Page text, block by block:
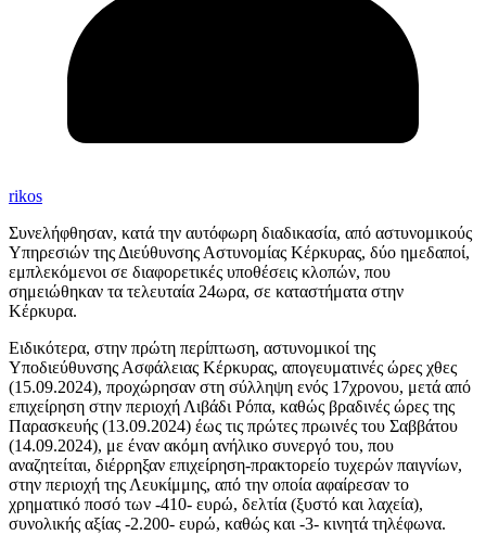
rikos
Συνελήφθησαν, κατά την αυτόφωρη διαδικασία, από αστυνομικούς
Υπηρεσιών της Διεύθυνσης Αστυνομίας Κέρκυρας, δύο ημεδαποί,
εμπλεκόμενοι σε διαφορετικές υποθέσεις κλοπών, που
σημειώθηκαν τα τελευταία 24ωρα, σε καταστήματα στην
Κέρκυρα.
Ειδικότερα, στην πρώτη περίπτωση, αστυνομικοί της
Υποδιεύθυνσης Ασφάλειας Κέρκυρας, απογευματινές ώρες χθες
(15.09.2024), προχώρησαν στη σύλληψη ενός 17χρονου, μετά από
επιχείρηση στην περιοχή Λιβάδι Ρόπα, καθώς βραδινές ώρες της
Παρασκευής (13.09.2024) έως τις πρώτες πρωινές του Σαββάτου
(14.09.2024), με έναν ακόμη ανήλικο συνεργό του, που
αναζητείται, διέρρηξαν επιχείρηση-πρακτορείο τυχερών παιγνίων,
στην περιοχή της Λευκίμμης, από την οποία αφαίρεσαν το
χρηματικό ποσό των -410- ευρώ, δελτία (ξυστό και λαχεία),
συνολικής αξίας -2.200- ευρώ, καθώς και -3- κινητά τηλέφωνα.